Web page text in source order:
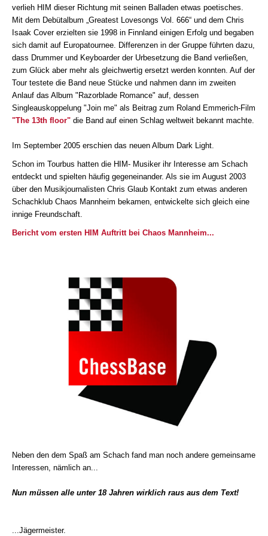
verlieh HIM dieser Richtung mit seinen Balladen etwas poetisches.
Mit dem Debütalbum „Greatest Lovesongs Vol. 666“ und dem Chris
Isaak Cover erzielten sie 1998 in Finnland einigen Erfolg und begaben
sich damit auf Europatournee. Differenzen in der Gruppe führten dazu,
dass Drummer und Keyboarder der Urbesetzung die Band verließen,
zum Glück aber mehr als gleichwertig ersetzt werden konnten. Auf der
Tour testete die Band neue Stücke und nahmen dann im zweiten
Anlauf das Album "Razorblade Romance" auf, dessen
Singleauskoppelung "Join me" als Beitrag zum Roland Emmerich-Film
"The 13th floor" die Band auf einen Schlag weltweit bekannt machte.
Im September 2005 erschien das neuen Album Dark Light.
Schon im Tourbus hatten die HIM- Musiker ihr Interesse am Schach
entdeckt und spielten häufig gegeneinander. Als sie im August 2003
über den Musikjournalisten Chris Glaub Kontakt zum etwas anderen
Schachklub Chaos Mannheim bekamen, entwickelte sich gleich eine
innige Freundschaft.
Bericht vom ersten HIM Auftritt bei Chaos Mannheim...
Neben den dem Spaß am Schach fand man noch andere gemeinsame
Interessen, nämlich an...
Nun müssen alle unter 18 Jahren wirklich raus aus dem Text!
...Jägermeister.